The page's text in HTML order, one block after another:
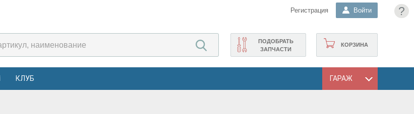
?
Регистрация Войти
КОРЗИНА
ПОДОБРАТЬ
ЗАПЧАСТИ
КЛУБ ГАРАЖ